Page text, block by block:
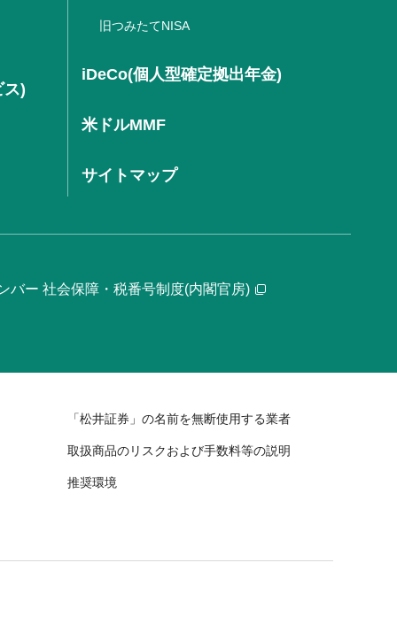
ス)
旧つみたてNISA
iDeCo(個人型確定拠出年金)
米ドルMMF
サイトマップ
バー 社会保障・税番号制度(内閣官房)
「松井証券」の名前を無断使用する業者
取扱商品のリスクおよび手数料等の説明
推奨環境